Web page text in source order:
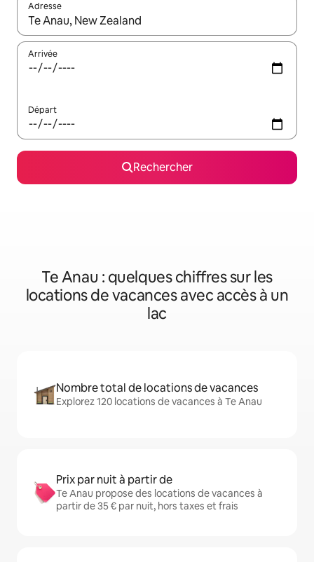
Adresse
Lorsque les résultats s'affichent, utilisez les flèches vers le
Arrivée
Départ
Rechercher
Te Anau : quelques chiffres sur les
locations de vacances avec accès à un
lac
Nombre total de locations de vacances
Explorez 120 locations de vacances à Te Anau
Prix par nuit à partir de
Te Anau propose des locations de vacances à
partir de 35 € par nuit, hors taxes et frais